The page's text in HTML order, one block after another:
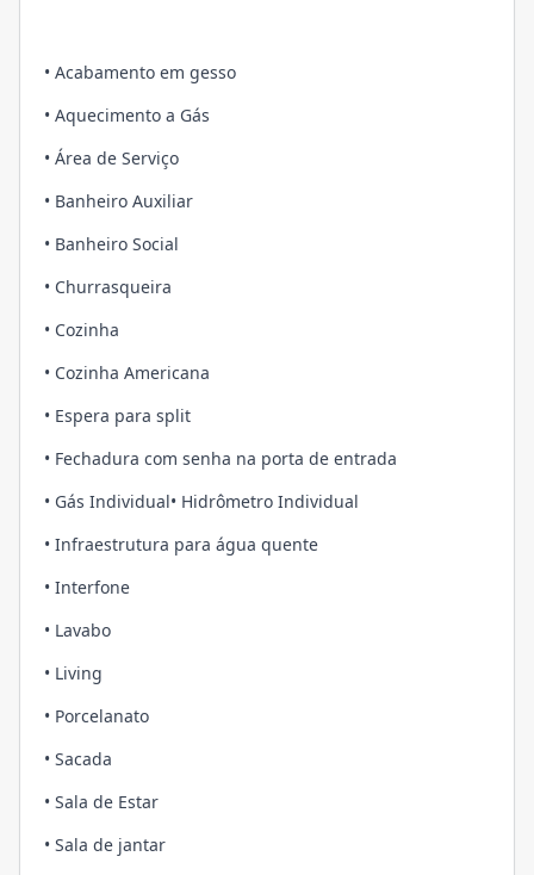
• Acabamento em gesso
• Aquecimento a Gás
• Área de Serviço
• Banheiro Auxiliar
• Banheiro Social
• Churrasqueira
• Cozinha
• Cozinha Americana
• Espera para split
• Fechadura com senha na porta de entrada
• Gás Individual• Hidrômetro Individual
• Infraestrutura para água quente
• Interfone
• Lavabo
• Living
• Porcelanato
• Sacada
• Sala de Estar
• Sala de jantar